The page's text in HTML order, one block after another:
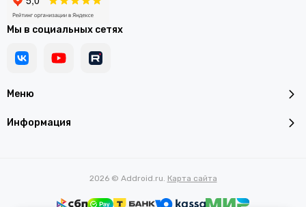
Меню
Информация
Мы в социальных сетях
2026 © Addroid.ru. Карта сайта